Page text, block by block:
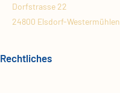
Dorfstrasse 22
24800 Elsdorf-Westermühlen
Rechtliches